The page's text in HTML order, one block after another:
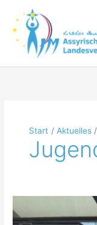
Inhalt
springen
Start Aktuelles